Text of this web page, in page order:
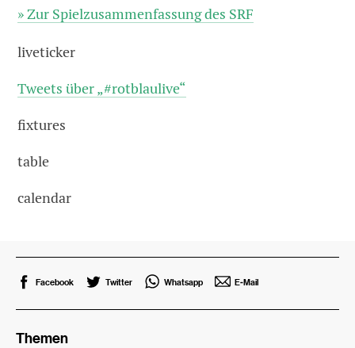
» Zur Spielzusammenfassung des SRF
liveticker
Tweets über „#rotblaulive“
fixtures
table
calendar
Facebook Twitter Whatsapp E-Mail
Themen